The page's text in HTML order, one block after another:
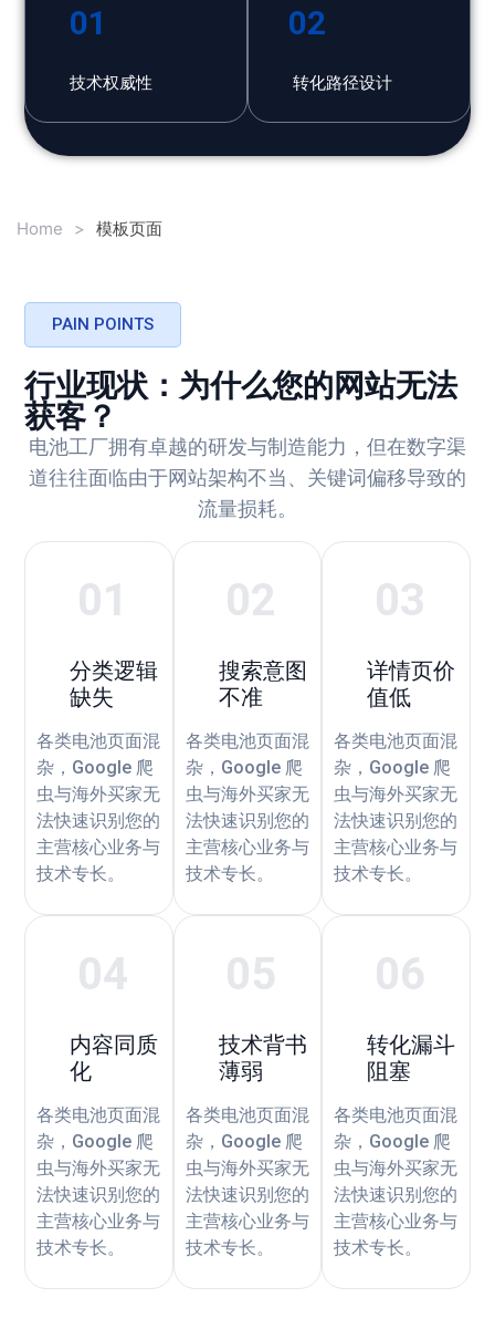
01
技术权威性
02
转化路径设计
Home > 模板页面
PAIN POINTS
行业现状：为什么您的网站无法
获客？
电池工厂拥有卓越的研发与制造能力，但在数字渠
道往往面临由于网站架构不当、关键词偏移导致的
流量损耗。
01
分类逻辑
缺失
各类电池页面混
杂，Google 爬
虫与海外买家无
法快速识别您的
主营核心业务与
技术专长。
02
搜索意图
不准
各类电池页面混
杂，Google 爬
虫与海外买家无
法快速识别您的
主营核心业务与
技术专长。
03
详情页价
值低
各类电池页面混
杂，Google 爬
虫与海外买家无
法快速识别您的
主营核心业务与
技术专长。
04
内容同质
化
各类电池页面混
杂，Google 爬
虫与海外买家无
法快速识别您的
主营核心业务与
技术专长。
05
技术背书
薄弱
各类电池页面混
杂，Google 爬
虫与海外买家无
法快速识别您的
主营核心业务与
技术专长。
06
转化漏斗
阻塞
各类电池页面混
杂，Google 爬
虫与海外买家无
法快速识别您的
主营核心业务与
技术专长。